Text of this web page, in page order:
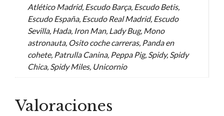
Atlético Madrid, Escudo Barça, Escudo Betis,
Escudo España, Escudo Real Madrid, Escudo
Sevilla, Hada, Iron Man, Lady Bug, Mono
astronauta, Osito coche carreras, Panda en
cohete, Patrulla Canina, Peppa Pig, Spidy, Spidy
Chica, Spidy Miles, Unicornio
Valoraciones